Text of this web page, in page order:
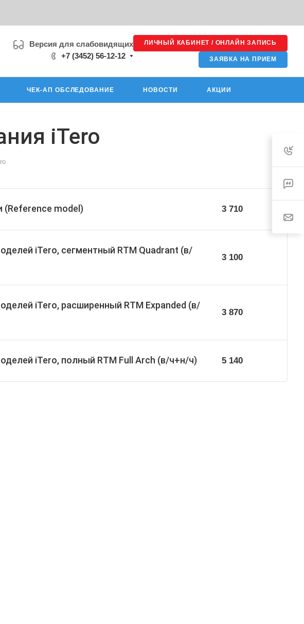
Версия для слабовидящих
+7 (3452) 56-12-12
ЛИЧНЫЙ КАБИНЕТ / ОНЛАЙН ЗАПИСЬ
ЗАЯВКА НА ПРИЕМ
ЧЕК-АП ОБСЛЕДОВАНИЕ НОВОСТИ АКЦИИ
iTero
(Reference model) 3 710
iTero, сегментный RTM Quadrant (в/
3 100
iTero, расширенный RTM Expanded (в/
3 870
iTero, полный RTM Full Arch (в/ч+н/ч) 5 140